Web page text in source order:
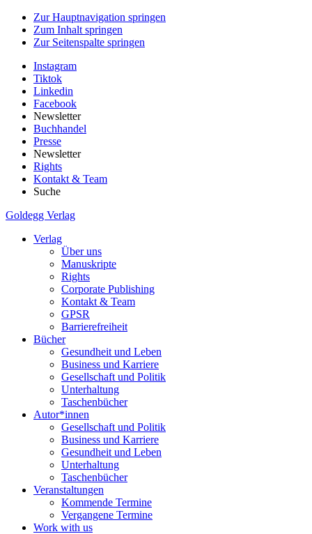
Zur Hauptnavigation springen
Zum Inhalt springen
Zur Seitenspalte springen
Instagram
Tiktok
Linkedin
Facebook
Newsletter
Buchhandel
Presse
Newsletter
Rights
Kontakt & Team
Suche
Goldegg Verlag
Verlag
Über uns
Manuskripte
Rights
Corporate Publishing
Kontakt & Team
GPSR
Barrierefreiheit
Bücher
Gesundheit und Leben
Business und Karriere
Gesellschaft und Politik
Unterhaltung
Taschenbücher
Autor*innen
Gesellschaft und Politik
Business und Karriere
Gesundheit und Leben
Unterhaltung
Taschenbücher
Veranstaltungen
Kommende Termine
Vergangene Termine
Work with us